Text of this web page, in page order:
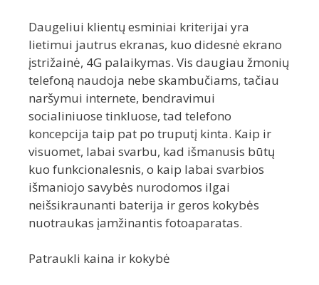
Daugeliui klientų esminiai kriterijai yra
lietimui jautrus ekranas, kuo didesnė ekrano
įstrižainė, 4G palaikymas. Vis daugiau žmonių
telefoną naudoja nebe skambučiams, tačiau
naršymui internete, bendravimui
socialiniuose tinkluose, tad telefono
koncepcija taip pat po truputį kinta. Kaip ir
visuomet, labai svarbu, kad išmanusis būtų
kuo funkcionalesnis, o kaip labai svarbios
išmaniojo savybės nurodomos ilgai
neišsikraunanti baterija ir geros kokybės
nuotraukas įamžinantis fotoaparatas.
Patraukli kaina ir kokybė